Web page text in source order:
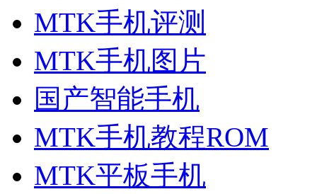
MTK手机评测
MTK手机图片
国产智能手机
MTK手机教程ROM
MTK平板手机